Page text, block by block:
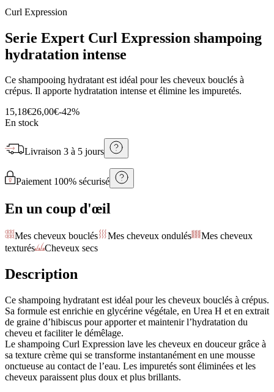
Curl Expression
Serie Expert Curl Expression shampoing
hydratation intense
Ce shampooing hydratant est idéal pour les cheveux bouclés à
crépus. Il apporte hydratation intense et élimine les impuretés.
15,18€26,00€-42%
En stock
Livraison 3 à 5 jours
Paiement 100% sécurisé
En un coup d'œil
Mes cheveux bouclés Mes cheveux ondulés
Mes cheveux
texturés
Cheveux secs
Description
Ce shampoing hydratant est idéal pour les cheveux bouclés à crépus.
Sa formule est enrichie en glycérine végétale, en Urea H et en extrait
de graine d’hibiscus pour apporter et maintenir l’hydratation du
cheveu et faciliter le démêlage.
Le shampoing Curl Expression lave les cheveux en douceur grâce à
sa texture crème qui se transforme instantanément en une mousse
onctueuse au contact de l’eau. Les impuretés sont éliminées et les
cheveux paraissent plus doux et plus brillants.